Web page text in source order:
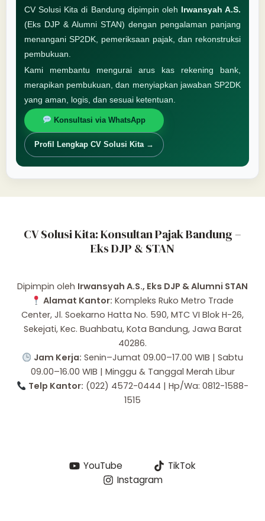
CV Solusi Kita di Bandung dipimpin oleh Irwansyah A.S.
(Eks DJP & Alumni STAN) dengan pengalaman panjang
menangani SP2DK, pemeriksaan pajak, dan rekonstruksi
pembukuan.
Kami membantu mengurai arus kas rekening bank,
merapikan pembukuan, dan menyiapkan jawaban SP2DK
yang aman, logis, dan sesuai ketentuan.
Konsultasi via WhatsApp
Profil Lengkap CV Solusi Kita →
CV Solusi Kita: Konsultan Pajak Bandung –
Eks DJP & STAN
Dipimpin oleh Irwansyah A.S., Eks DJP & Alumni STAN
Alamat Kantor: Kompleks Ruko Metro Trade
Center, Jl. Soekarno Hatta No. 590, MTC VI Blok H-26,
Sekejati, Kec. Buahbatu, Kota Bandung, Jawa Barat
40286.
Jam Kerja: Senin–Jumat 09.00–17.00 WIB | Sabtu
09.00–16.00 WIB | Minggu & Tanggal Merah Libur
Telp Kantor: (022) 4572-0444 | Hp/Wa: 0812-1588-
1515
YouTube
TikTok
Instagram